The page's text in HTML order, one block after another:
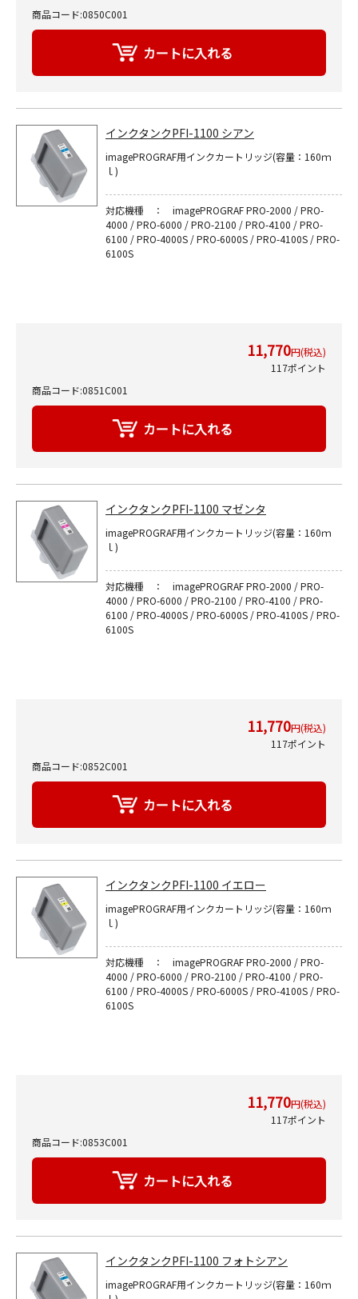
商品コード:0850C001
インクタンクPFI-1100 シアン
imagePROGRAF用インクカートリッジ(容量：160ｍ
ｌ)
対応機種 ： imagePROGRAF PRO-2000 / PRO-
4000 / PRO-6000 / PRO-2100 / PRO-4100 / PRO-
6100 / PRO-4000S / PRO-6000S / PRO-4100S / PRO-
6100S
11,770円(税込)
117ポイント
商品コード:0851C001
インクタンクPFI-1100 マゼンタ
imagePROGRAF用インクカートリッジ(容量：160ｍ
ｌ)
対応機種 ： imagePROGRAF PRO-2000 / PRO-
4000 / PRO-6000 / PRO-2100 / PRO-4100 / PRO-
6100 / PRO-4000S / PRO-6000S / PRO-4100S / PRO-
6100S
11,770円(税込)
117ポイント
商品コード:0852C001
インクタンクPFI-1100 イエロー
imagePROGRAF用インクカートリッジ(容量：160ｍ
ｌ)
対応機種 ： imagePROGRAF PRO-2000 / PRO-
4000 / PRO-6000 / PRO-2100 / PRO-4100 / PRO-
6100 / PRO-4000S / PRO-6000S / PRO-4100S / PRO-
6100S
11,770円(税込)
117ポイント
商品コード:0853C001
インクタンクPFI-1100 フォトシアン
imagePROGRAF用インクカートリッジ(容量：160ｍ